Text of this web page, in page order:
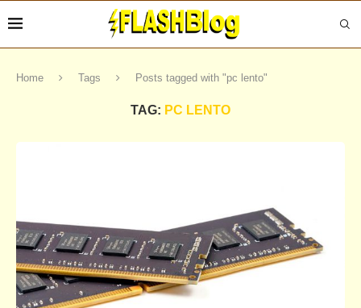
Home Tags Posts tagged with "pc lento"
TAG: PC LENTO